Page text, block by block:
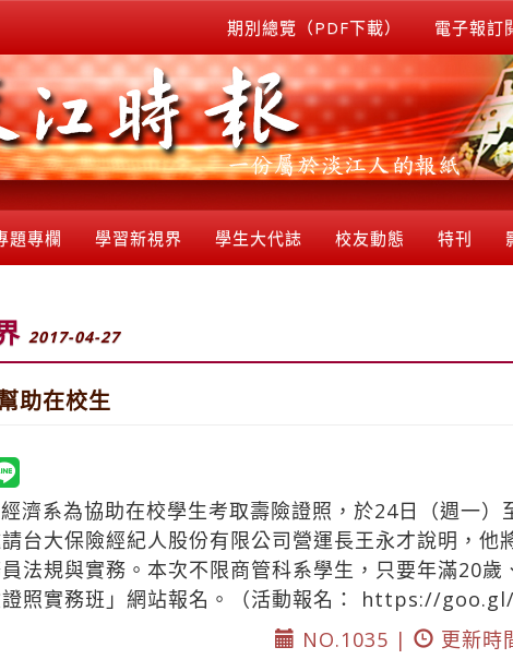
期別總覽（PDF下載） 電子報訂
題專欄 學習新視界 學生大代誌 校友動態 特刊
2017-04-27
助在校生
經濟系為協助在校學生考取壽險證照，於24日（週一
台大保險經紀人股份有限公司營運長王永才說明，
法規與實務。本次不限商管科系學生，只要年滿20
照實務班」網站報名。（活動報名： https://goo.gl/
NO.1035 |
更新時